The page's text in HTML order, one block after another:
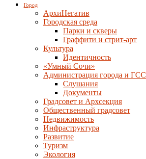
Город
АрхиНегатив
Городская среда
Парки и скверы
Граффити и стрит-арт
Культура
Идентичность
«Умный Сочи»
Администрация города и ГСС
Слушания
Документы
Градсовет и Архсекция
Общественный градсовет
Недвижимость
Инфраструктура
Развитие
Туризм
Экология